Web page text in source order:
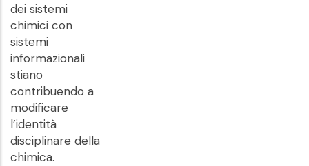
dei sistemi
chimici con
sistemi
informazionali
stiano
contribuendo a
modificare
l’identità
disciplinare della
chimica.